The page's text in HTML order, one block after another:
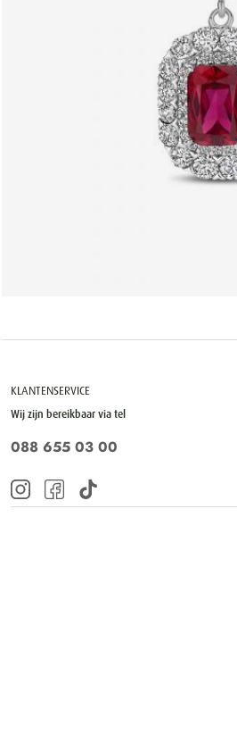
KLANTENSERVICE
Wij zijn bereikbaar via tel
088 655 03 00